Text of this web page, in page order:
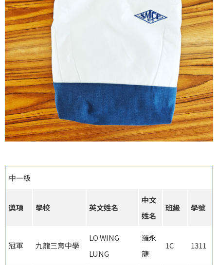
中一級
獎項 學校 英文姓名
中文
姓名
班級 學號
冠軍 九龍三育中學
LO WING
LUNG
羅永
龍
1C 1311